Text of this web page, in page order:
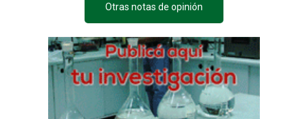
Otras notas de opinión